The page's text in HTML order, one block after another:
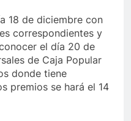
18 de diciembre con
correspondientes y
el día 20 de
de Caja Popular
donde tiene
premios se hará el 14